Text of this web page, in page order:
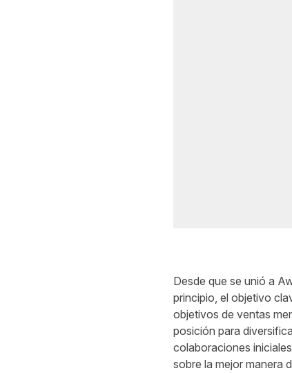
Desde que se unió a
principio, el objetivo
objetivos de ventas
posición para
colaboraciones
sobre la mejor manera